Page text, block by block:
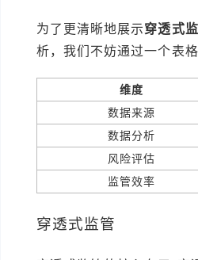
为了更清晰地展示穿透式
析，我们不妨通过一个表格
维度
数据来源
数据分析
风险评估
监管效率
穿透式监管